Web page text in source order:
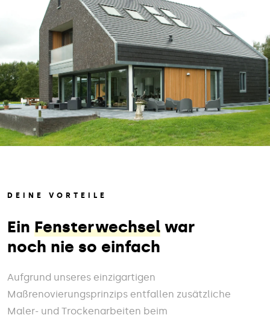
DEINE VORTEILE
Ein Fensterwechsel war
noch nie so einfach
Aufgrund unseres einzigartigen
Maßrenovierungsprinzips entfallen zusätzliche
Maler- und Trockenarbeiten beim